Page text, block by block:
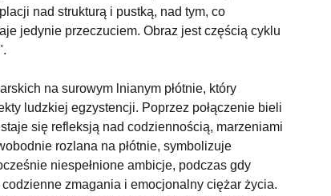
nad strukturą i pustką, nad tym, co
jedynie przeczuciem. Obraz jest częścią cyklu
na surowym lnianym płótnie, który
ludzkiej egzystencji. Poprzez połączenie bieli
się refleksją nad codziennością, marzeniami
rozlana na płótnie, symbolizuje
niespełnione ambicje, podczas gdy
zmagania i emocjonalny ciężar życia.